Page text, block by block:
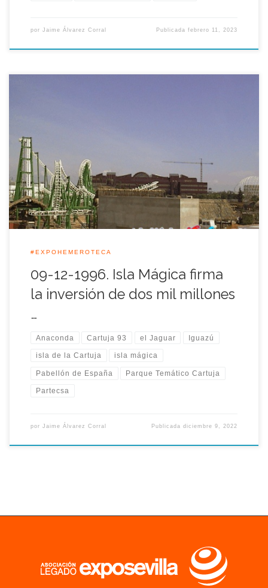
por Jaime Álvarez Corral Publicadafebrero 11, 2023
dos mil millones de pesetas en atracciones hasta el año 1997
en el recinto habilitado dentro de la Isla de la Cartuja. Las
atracciones, y especialmente las montañas rusas, fueron la
base […]
#EXPOHEMEROTECA
09-12-1996. Isla Mágica firma
la inversión de dos mil millones
…
Anaconda Cartuja 93 el Jaguar Iguazú
isla de la Cartuja isla mágica
Pabellón de España Parque Temático Cartuja
Partecsa
por Jaime Álvarez Corral Publicadadiciembre 9, 2022